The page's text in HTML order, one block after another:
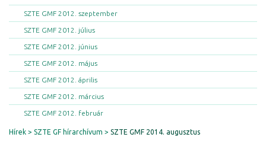
SZTE GMF 2012. szeptember
SZTE GMF 2012. július
SZTE GMF 2012. június
SZTE GMF 2012. május
SZTE GMF 2012. április
SZTE GMF 2012. március
SZTE GMF 2012. február
Hírek SZTE GF hírarchívum SZTE GMF 2014. augusztus